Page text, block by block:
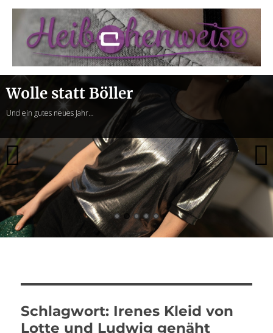
Heibchenweise
Wolle statt Böller
Und ein gutes neues Jahr…
Schlagwort: Irenes Kleid von
Lotte und Ludwig genäht